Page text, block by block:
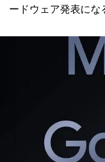
ードウェア発表にな